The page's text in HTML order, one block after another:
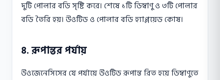
দুটি পোলার বডি সৃষ্টি করে। শেষে ১টি ডিম্বাণু ও ৩টি পোলার
বডি তৈরি হয়। উওটিড ও পোলার বডি হ্যাপ্লয়েড কোষ।
৪. রূপান্তর পর্যায়
উওজেনেসিসের যে পর্যায়ে উওটিড রূপান্ত রিত হয়ে ডিম্বাণুতে